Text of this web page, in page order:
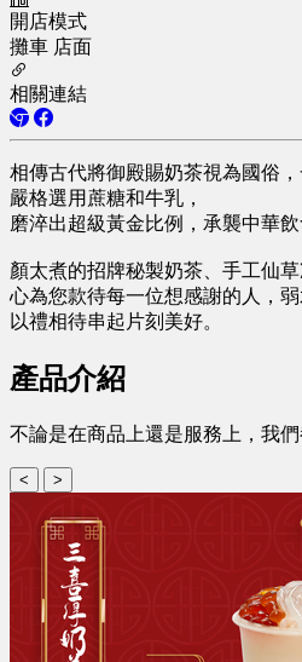
開店模式
攤車 店面
相關連結
相傳古代將御殿賜奶茶視為國俗
嚴格選用蔗糖和牛乳，
磨淬出超級黃金比例，承襲中華飲
顏太煮的招牌秘製奶茶、手工仙
心為您款待每一位想感謝的人，
以禮相待串起片刻美好。
產品介紹
不論是在商品上還是服務上，我
< >